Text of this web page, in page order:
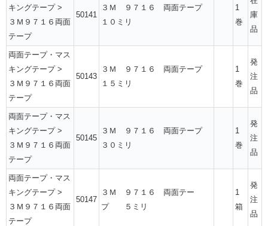
キングテープ >
３Ｍ９７１６両面
テープ
50141
３Ｍ ９７１６ 両面テープ
１０ミリ
1
巻
庫
品
両面テープ・マス
キングテープ >
３Ｍ９７１６両面
テープ
50143
３Ｍ ９７１６ 両面テープ
１５ミリ
1
巻
発
注
品
両面テープ・マス
キングテープ >
３Ｍ９７１６両面
テープ
50145
３Ｍ ９７１６ 両面テープ
３０ミリ
1
巻
発
注
品
両面テープ・マス
キングテープ >
３Ｍ９７１６両面
テープ
50147
３Ｍ ９７１６ 両面テー
プ ５ミリ
1
箱
発
注
品